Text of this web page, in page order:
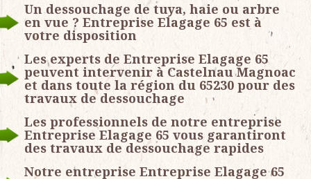
Un dessouchage de tuya, haie ou arbre
en vue ? Entreprise Elagage 65 est à
votre disposition
Les experts de Entreprise Elagage 65
peuvent intervenir à Castelnau Magnoac
et dans toute la région du 65230 pour des
travaux de dessouchage
Les professionnels de notre entreprise
Entreprise Elagage 65 vous garantiront
des travaux de dessouchage rapides
Notre entreprise Entreprise Elagage 65